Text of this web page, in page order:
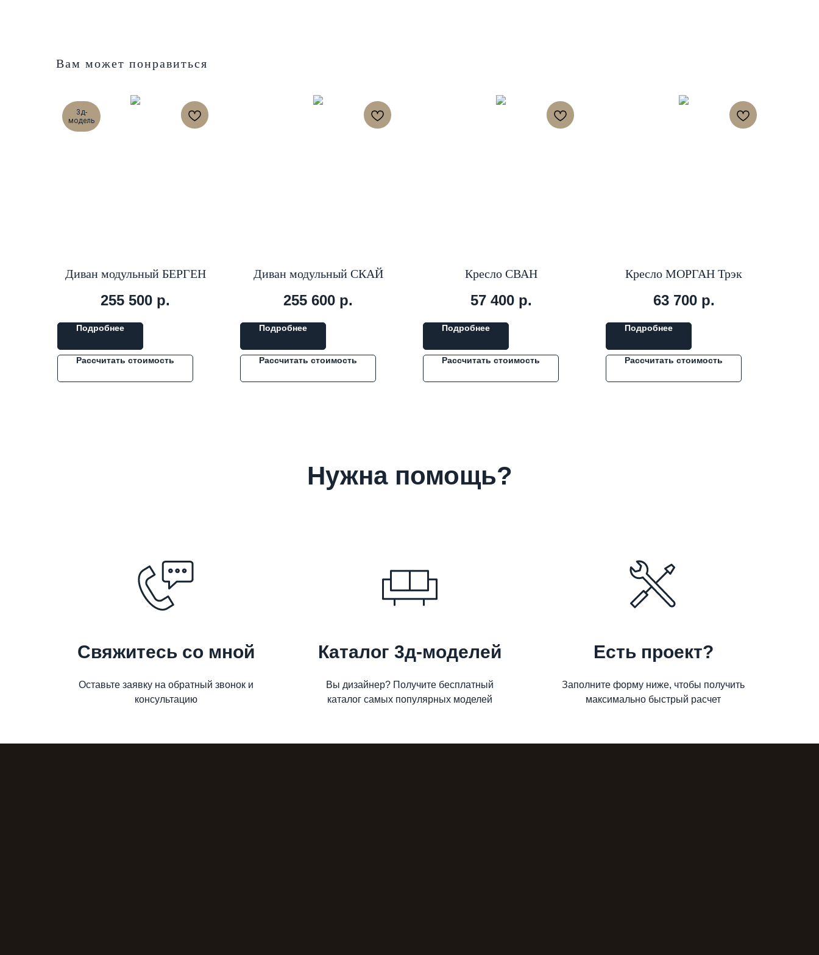
Вам может понравиться
3д-
модель
Диван модульный БЕРГЕН
255 500 р.
Подробнее
Рассчитать стоимость
Диван модульный СКАЙ
255 600 р.
Подробнее
Рассчитать стоимость
Кресло СВАН
57 400 р.
Подробнее
Рассчитать стоимость
Кресло МОРГАН Трэк
63 700 р.
Подробнее
Рассчитать стоимость
Нужна помощь?
Свяжитесь со мной
Оставьте заявку на обратный звонок и
консультацию
Каталог 3д-моделей
Вы дизайнер? Получите бесплатный
каталог самых популярных моделей
Есть проект?
Заполните форму ниже, чтобы получить
максимально быстрый расчет